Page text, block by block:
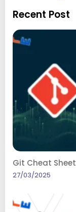
Recent Post
Git Cheat Sheet
27/03/2025